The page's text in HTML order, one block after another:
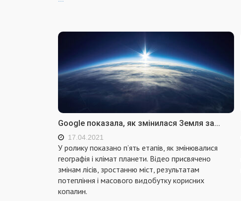
Google показала, як змінилася Земля за...
17.04.2021
У ролику показано п’ять етапів, як змінювалися
географія і клімат планети. Відео присвячено
змінам лісів, зростанню міст, результатам
потепління і масового видобутку корисних
копалин.